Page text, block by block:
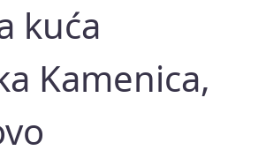
kuća
Kamenica,